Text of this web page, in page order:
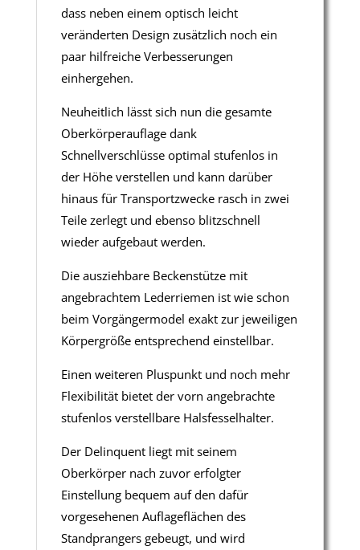
dass neben einem optisch leicht
veränderten Design zusätzlich noch ein
paar hilfreiche Verbesserungen
einhergehen.
Neuheitlich lässt sich nun die gesamte
Oberkörperauflage dank
Schnellverschlüsse optimal stufenlos in
der Höhe verstellen und kann darüber
hinaus für Transportzwecke rasch in zwei
Teile zerlegt und ebenso blitzschnell
wieder aufgebaut werden.
Die ausziehbare Beckenstütze mit
angebrachtem Lederriemen ist wie schon
beim Vorgängermodel exakt zur jeweiligen
Körpergröße entsprechend einstellbar.
Einen weiteren Pluspunkt und noch mehr
Flexibilität bietet der vorn angebrachte
stufenlos verstellbare Halsfesselhalter.
Der Delinquent liegt mit seinem
Oberkörper nach zuvor erfolgter
Einstellung bequem auf den dafür
vorgesehenen Auflageflächen des
Standprangers gebeugt, und wird